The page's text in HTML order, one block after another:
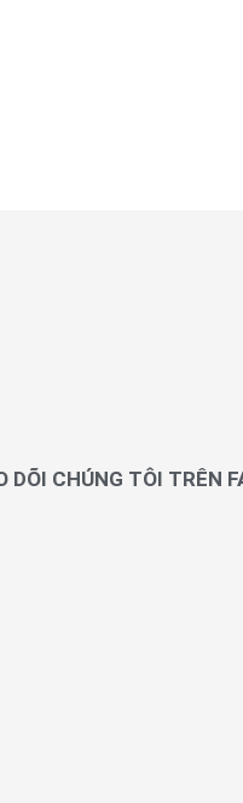
DÕI CHÚNG TÔI TRÊN